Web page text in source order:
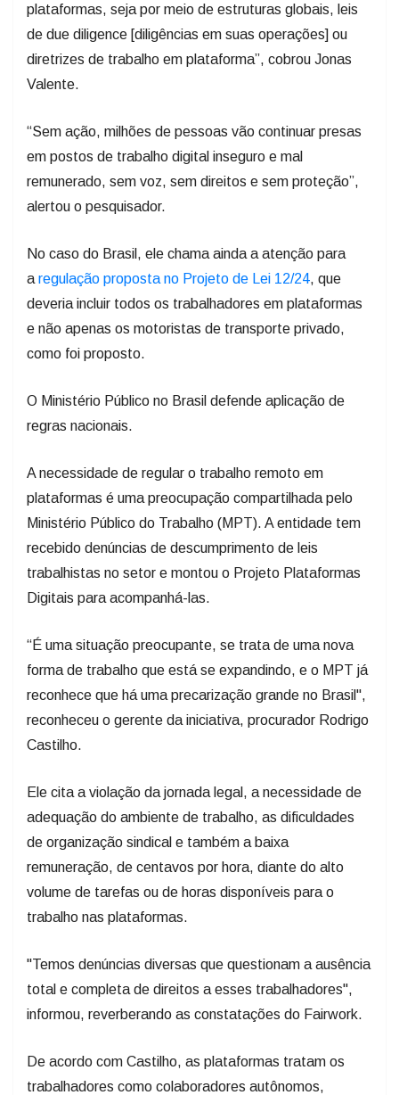
plataformas, seja por meio de estruturas globais, leis
de due diligence [diligências em suas operações] ou
diretrizes de trabalho em plataforma”, cobrou Jonas
Valente.
“Sem ação, milhões de pessoas vão continuar presas
em postos de trabalho digital inseguro e mal
remunerado, sem voz, sem direitos e sem proteção”,
alertou o pesquisador.
No caso do Brasil, ele chama ainda a atenção para
a regulação proposta no Projeto de Lei 12/24, que
deveria incluir todos os trabalhadores em plataformas
e não apenas os motoristas de transporte privado,
como foi proposto.
O Ministério Público no Brasil defende aplicação de
regras nacionais.
A necessidade de regular o trabalho remoto em
plataformas é uma preocupação compartilhada pelo
Ministério Público do Trabalho (MPT). A entidade tem
recebido denúncias de descumprimento de leis
trabalhistas no setor e montou o Projeto Plataformas
Digitais para acompanhá-las.
“É uma situação preocupante, se trata de uma nova
forma de trabalho que está se expandindo, e o MPT já
reconhece que há uma precarização grande no Brasil",
reconheceu o gerente da iniciativa, procurador Rodrigo
Castilho.
Ele cita a violação da jornada legal, a necessidade de
adequação do ambiente de trabalho, as dificuldades
de organização sindical e também a baixa
remuneração, de centavos por hora, diante do alto
volume de tarefas ou de horas disponíveis para o
trabalho nas plataformas.
"Temos denúncias diversas que questionam a ausência
total e completa de direitos a esses trabalhadores",
informou, reverberando as constatações do Fairwork.
De acordo com Castilho, as plataformas tratam os
trabalhadores como colaboradores autônomos,